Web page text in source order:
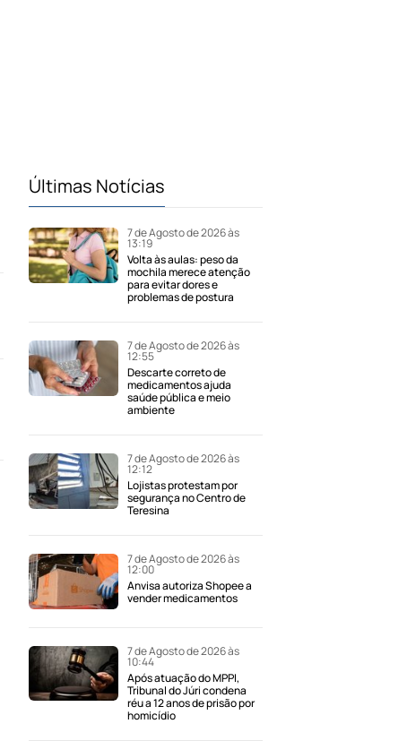
Últimas Notícias
7 de Agosto de 2026 às
13:19
Volta às aulas: peso da
mochila merece atenção
para evitar dores e
problemas de postura
7 de Agosto de 2026 às
12:55
Descarte correto de
medicamentos ajuda
saúde pública e meio
ambiente
7 de Agosto de 2026 às
12:12
Lojistas protestam por
segurança no Centro de
Teresina
7 de Agosto de 2026 às
12:00
Anvisa autoriza Shopee a
vender medicamentos
7 de Agosto de 2026 às
10:44
Após atuação do MPPI,
Tribunal do Júri condena
réu a 12 anos de prisão por
homicídio